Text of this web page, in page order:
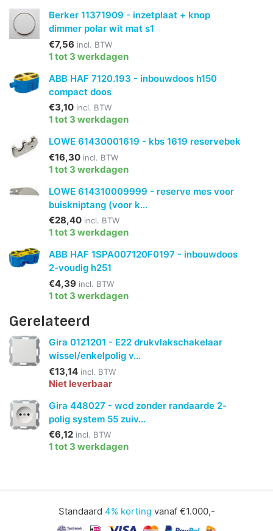
Berker 11371909 - inzetplaat + knop
dimmer polar wit mat s1
€7,56 incl. BTW
1 tot 3 werkdagen
ABB HAF 7120.193 - inbouwdoos h150
compact doos
€3,10 incl. BTW
1 tot 3 werkdagen
LOWE 61430001619 - kbs 1619 reservebek
€16,30 incl. BTW
1 tot 3 werkdagen
LOWE 614310009999 - reserve mes voor
buiskniptang (voor k...
€28,40 incl. BTW
1 tot 3 werkdagen
ABB HAF 1SPA007120F0197 - inbouwdoos
2-voudig h251
€4,39 incl. BTW
1 tot 3 werkdagen
Gerelateerd
Gira 0121201 - E22 drukvlakschakelaar
wissel/enkelpolig v...
€13,14 incl. BTW
Niet leverbaar
Gira 448027 - wcd zonder randaarde 2-
polig system 55 zuiv...
€6,12 incl. BTW
1 tot 3 werkdagen
Standaard 4% korting vanaf €1.000,-